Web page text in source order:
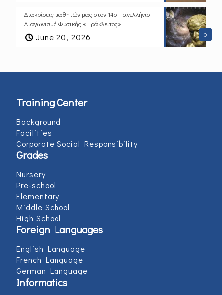
0
Διακρίσεις μαθητών μας στον 14ο Πανελλήνιο
Διαγωνισμό Φυσικής «Ηράκλειτος»
June 20, 2026
Training Center
Background
Facilities
Corporate Social Responsibility
Grades
Nursery
Pre-school
Elementary
Middle School
High School
Foreign Languages
English Language
French Language
German Language
Informatics